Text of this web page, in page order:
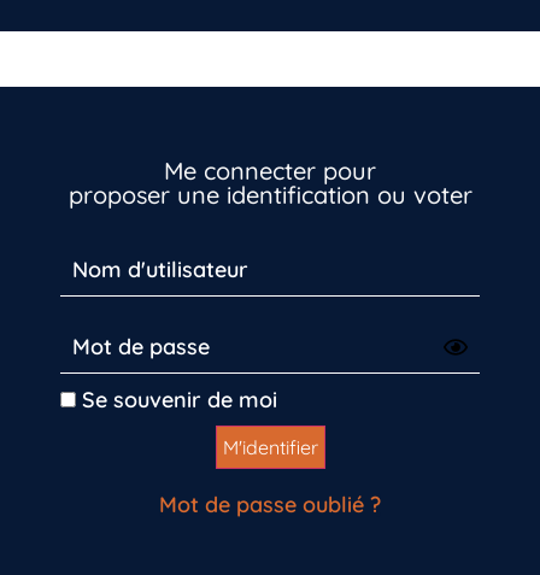
Me connecter pour
proposer une identification ou voter
Se souvenir de moi
Mot de passe oublié ?